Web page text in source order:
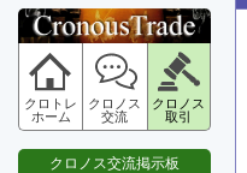
クロトレ
ホーム
クロノス
交流
クロノス
取引
クロノス交流掲示板